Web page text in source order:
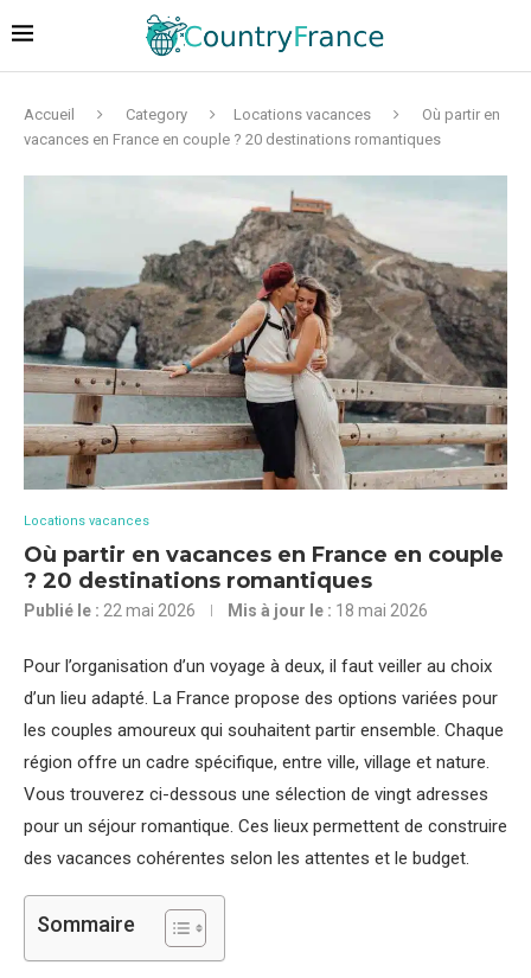
Accueil Category Locations vacances
Où partir en
vacances en France en couple ? 20 destinations romantiques
Locations vacances
Où partir en vacances en France en couple
? 20 destinations romantiques
Publié le : 22 mai 2026 Mis à jour le : 18 mai 2026
Pour l’organisation d’un voyage à deux, il faut veiller au choix
d’un lieu adapté. La France propose des options variées pour
les couples amoureux qui souhaitent partir ensemble. Chaque
région offre un cadre spécifique, entre ville, village et nature.
Vous trouverez ci-dessous une sélection de vingt adresses
pour un séjour romantique. Ces lieux permettent de construire
des vacances cohérentes selon les attentes et le budget.
Sommaire